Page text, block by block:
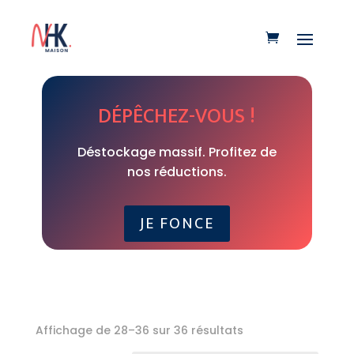
DÉPÊCHEZ-VOUS !
Déstockage massif. Profitez de
nos réductions.
JE FONCE
Affichage de 28–36 sur 36 résultatsTrié